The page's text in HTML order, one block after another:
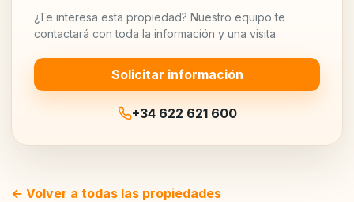
¿Te interesa esta propiedad? Nuestro equipo te
contactará con toda la información y una visita.
Solicitar información
+34 622 621 600
← Volver a todas las propiedades